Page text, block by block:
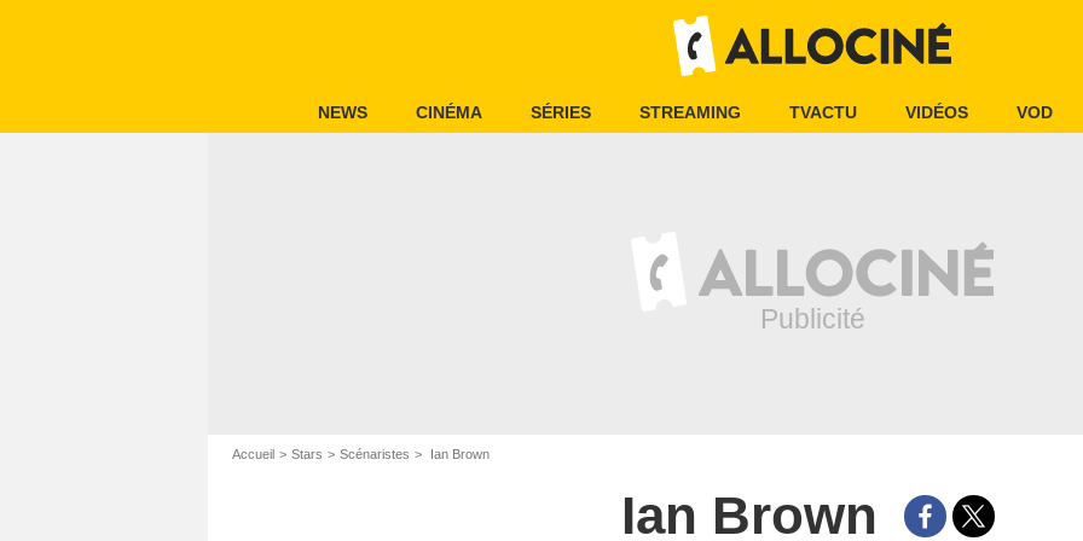
NEWS CINÉMA SÉRIES STREAMING TVACTU VIDÉOS VOD
Accueil Stars Scénaristes Ian Brown
Ian Brown